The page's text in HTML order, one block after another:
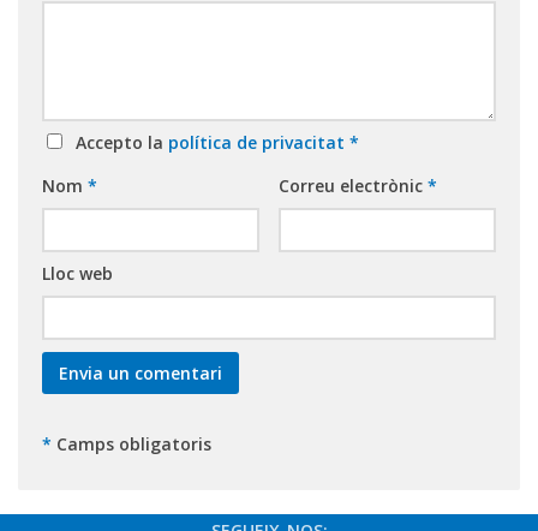
Accepto la política de privacitat *
Nom * Correu electrònic *
Lloc web
* Camps obligatoris